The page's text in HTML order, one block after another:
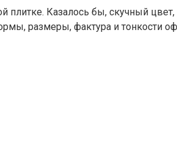
плитке. Казалось бы, скучный
размеры, фактура и тонкости